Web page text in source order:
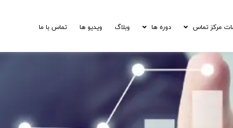
مرکز تماس دوره ها وبلاگ ویدیو ها تماس با ما